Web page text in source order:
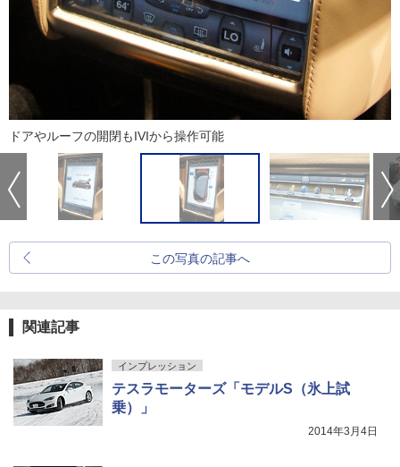
ドアやルーフの開閉もIVIから操作可能
この写真の記事へ
関連記事
インプレッション
テスラモーターズ「モデルS（氷上試
乗）」
2014年3月4日